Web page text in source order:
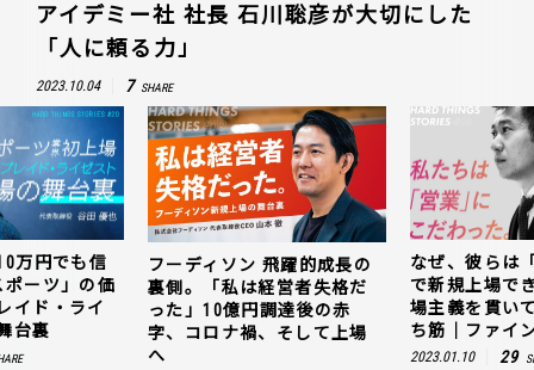
アイデミー社 社長 石川聡彦が大切にした
「人に頼る力」
2023.10.04 7 SHARE
万円でも信
ーツ」の価
イド・ライ
台裏
フーディソン 飛躍的成長の
裏側。「私は経営者失格だ
った」10億円調達後の赤
字、コロナ禍、そして上場
へ
なぜ、彼らは
で新規上場で
場主義を貫い
ち筋｜ファイ
2023.01.10 29